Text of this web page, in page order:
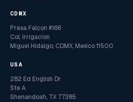
CDMX
Presa Falcon #166
Col. Irrigacion
Miguel Hidalgo, CDMX, Mexico 11500
USA
282 Ed English Dr
Ste A
Shenandoah, TX 77385